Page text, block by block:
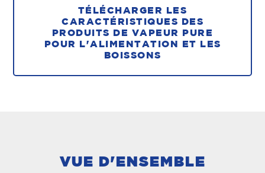
TÉLÉCHARGER LES
CARACTÉRISTIQUES DES
PRODUITS DE VAPEUR PURE
POUR L'ALIMENTATION ET LES
BOISSONS
VUE D'ENSEMBLE